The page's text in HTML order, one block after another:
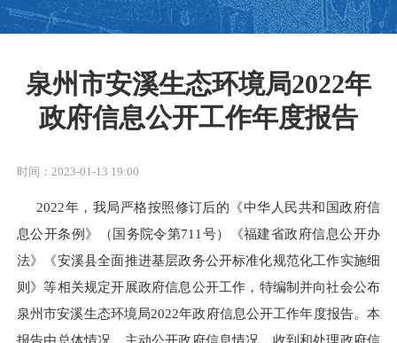
泉州市安溪生态环境局2022年
政府信息公开工作年度报告
时间：2023-01-13 19:00
2022年，我局严格按照修订后的 《中华人民共和国政府信
息公开条例》
（国务院令第711号）《福建省政府信息公开办
法》
《安溪县全面推进基层政务公开标准化规范化工作实施细
则》等相关规定开展政府信息公开工作 ， 特编制并向社会公布
泉州市安溪生态环境局2022年政 府信息公开工作年度报告。本